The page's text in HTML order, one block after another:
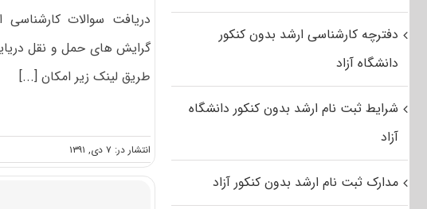
دریافت سوالات کارشناسی
گرایش های حمل و نقل
طریق لینک زیر امکان [...]
انتشار در: ۷ دی, ۱۳۹۱
دفترچه کارشناسی ارشد بدون کنکور
دانشگاه آزاد
شرایط ثبت نام ارشد بدون کنکور دانشگاه
آزاد
مدارک ثبت نام ارشد بدون کنکور آزاد